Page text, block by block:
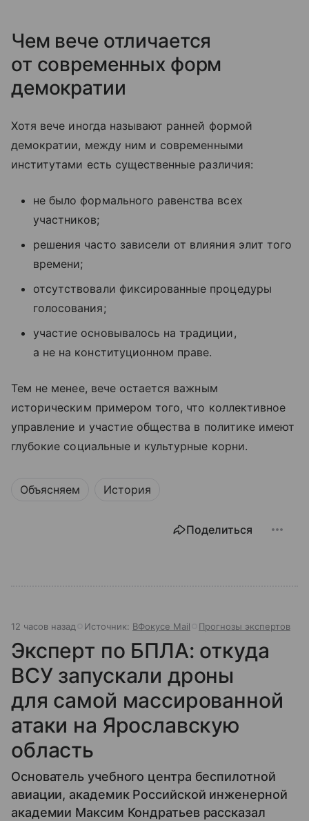
Чем вече отличается
от современных форм
демократии
Хотя вече иногда называют ранней формой
демократии, между ним и современными
институтами есть существенные различия:
не было формального равенства всех
участников;
решения часто зависели от влияния элит того
времени;
отсутствовали фиксированные процедуры
голосования;
участие основывалось на традиции,
а не на конституционном праве.
Тем не менее, вече остается важным
историческим примером того, что коллективное
управление и участие общества в политике имеют
глубокие социальные и культурные корни.
Объясняем История
Поделиться
12 часов назад Источник: ВФокусе Mail Прогнозы экспертов
Эксперт по БПЛА: откуда
ВСУ запускали дроны
для самой массированной
атаки на Ярославскую
область
Основатель учебного центра беспилотной
авиации, академик Российской инженерной
академии Максим Кондратьев рассказал